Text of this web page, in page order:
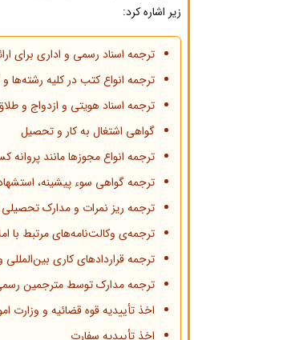
زیر اشاره کرد:
ترجمه اسناد رسمی و اداری برای
ترجمه انواع کتب در کلیه رشته‌ها
ترجمه اسناد هویتی و ازدواج و
گواهی اشتغال به کار و تحصیل
ترجمه انواع مجوزها مانند
ترجمه گواهی سوء پیشینه،
ترجمه ریز نمرات و مدارک
ترجمه‌ی وکالت‌نامه‌های مرتبط با
ترجمه قراردادهای کاری
ترجمه مدارک توسط مترجمین
اخذ تأییدیه قوه قضائیه و وزارت
اخذ تأییدیه سفارت